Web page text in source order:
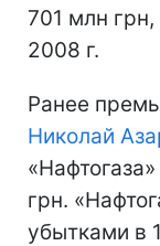
701 млн
2008 г.
Ранее
Николай
грн.
убытками в